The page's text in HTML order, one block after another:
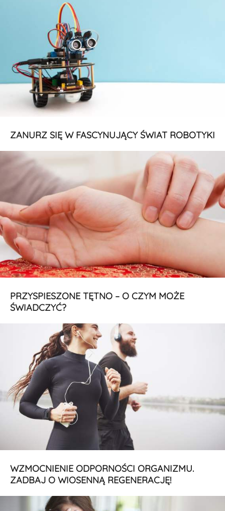
ZANURZ SIĘ W FASCYNUJĄCY ŚWIAT ROBOTYKI
PRZYSPIESZONE TĘTNO – O CZYM MOŻE
ŚWIADCZYĆ?
WZMOCNIENIE ODPORNOŚCI ORGANIZMU.
ZADBAJ O WIOSENNĄ REGENERACJĘ!